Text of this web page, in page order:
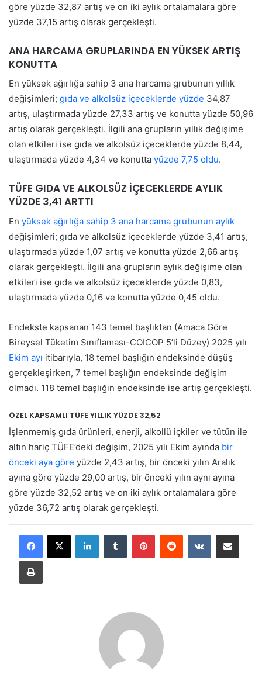
göre yüzde 32,87 artış ve on iki aylık ortalamalara göre
yüzde 37,15 artış olarak gerçekleşti.
ANA HARCAMA GRUPLARINDA EN YÜKSEK ARTIŞ
KONUTTA
En yüksek ağırlığa sahip 3 ana harcama grubunun yıllık
değişimleri; gıda ve alkolsüz içeceklerde yüzde 34,87
artış, ulaştırmada yüzde 27,33 artış ve konutta yüzde 50,96
artış olarak gerçekleşti. İlgili ana grupların yıllık değişime
olan etkileri ise gıda ve alkolsüz içeceklerde yüzde 8,44,
ulaştırmada yüzde 4,34 ve konutta yüzde 7,75 oldu.
TÜFE GIDA VE ALKOLSÜZ İÇECEKLERDE AYLIK
YÜZDE 3,41 ARTTI
En yüksek ağırlığa sahip 3 ana harcama grubunun aylık
değişimleri; gıda ve alkolsüz içeceklerde yüzde 3,41 artış,
ulaştırmada yüzde 1,07 artış ve konutta yüzde 2,66 artış
olarak gerçekleşti. İlgili ana grupların aylık değişime olan
etkileri ise gıda ve alkolsüz içeceklerde yüzde 0,83,
ulaştırmada yüzde 0,16 ve konutta yüzde 0,45 oldu.
Endekste kapsanan 143 temel başlıktan (Amaca Göre
Bireysel Tüketim Sınıflaması-COICOP 5’li Düzey) 2025 yılı
Ekim ayı itibarıyla, 18 temel başlığın endeksinde düşüş
gerçekleşirken, 7 temel başlığın endeksinde değişim
olmadı. 118 temel başlığın endeksinde ise artış gerçekleşti.
ÖZEL KAPSAMLI TÜFE YILLIK YÜZDE 32,52
İşlenmemiş gıda ürünleri, enerji, alkollü içkiler ve tütün ile
altın hariç TÜFE’deki değişim, 2025 yılı Ekim ayında bir
önceki aya göre yüzde 2,43 artış, bir önceki yılın Aralık
ayına göre yüzde 29,00 artış, bir önceki yılın aynı ayına
göre yüzde 32,52 artış ve on iki aylık ortalamalara göre
yüzde 36,72 artış olarak gerçekleşti.